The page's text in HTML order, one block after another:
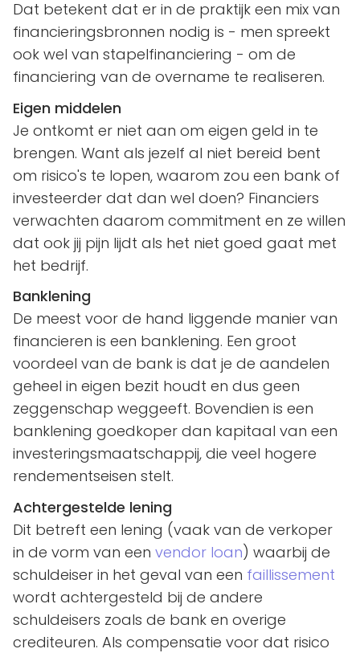
Dat betekent dat er in de praktijk een mix van
financieringsbronnen nodig is - men spreekt
ook wel van stapelfinanciering - om de
financiering van de overname te realiseren.
Eigen middelen
Je ontkomt er niet aan om eigen geld in te
brengen. Want als jezelf al niet bereid bent
om risico's te lopen, waarom zou een bank of
investeerder dat dan wel doen? Financiers
verwachten daarom commitment en ze willen
dat ook jij pijn lijdt als het niet goed gaat met
het bedrijf.
Banklening
De meest voor de hand liggende manier van
financieren is een banklening. Een groot
voordeel van de bank is dat je de aandelen
geheel in eigen bezit houdt en dus geen
zeggenschap weggeeft. Bovendien is een
banklening goedkoper dan kapitaal van een
investeringsmaatschappij, die veel hogere
rendementseisen stelt.
Achtergestelde lening
Dit betreft een lening (vaak van de verkoper
in de vorm van een vendor loan) waarbij de
schuldeiser in het geval van een faillissement
wordt achtergesteld bij de andere
schuldeisers zoals de bank en overige
crediteuren. Als compensatie voor dat risico